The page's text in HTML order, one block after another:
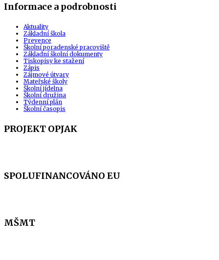
Informace a podrobnosti
Aktuality
Základní škola
Prevence
Školní poradenské pracoviště
Základní školní dokumenty
Tiskopisy ke stažení
Zápis
Zájmové útvary
Mateřské školy
Školní jídelna
Školní družina
Týdenní plán
Školní časopis
PROJEKT OPJAK
SPOLUFINANCOVÁNO EU
MŠMT